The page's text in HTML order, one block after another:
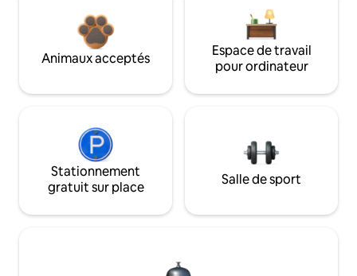
Animaux acceptés
Espace de travail
pour ordinateur
Stationnement
gratuit sur place
Salle de sport